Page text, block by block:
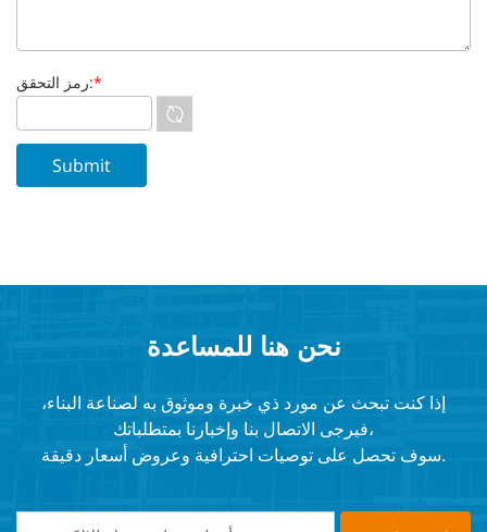
رمز التحقق:*
نحن هنا للمساعدة
إذا كنت تبحث عن مورد ذي خبرة وموثوق به لصناعة البناء،
فيرجى الاتصال بنا وإخبارنا بمتطلباتك،
سوف تحصل على توصيات احترافية وعروض أسعار دقيقة.